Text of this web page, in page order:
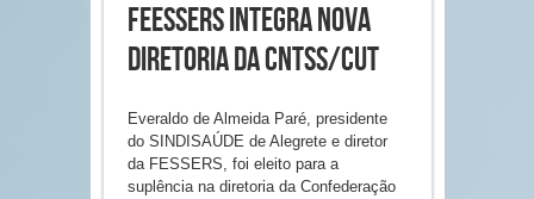
FEESSERS integra nova
diretoria da CNTSS/CUT
Everaldo de Almeida Paré, presidente
do SINDISAÚDE de Alegrete e diretor
da FESSERS, foi eleito para a
suplência na diretoria da Confederação